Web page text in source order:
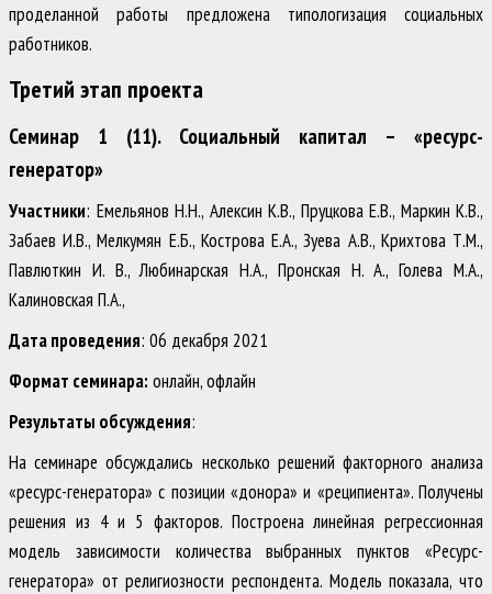
проделанной работы предложена типологизация социальных
работников.
Третий этап проекта
Семинар 1 (11). Социальный капитал – «ресурс-
генератор»
Участники: Емельянов Н.Н., Алексин К.В., Пруцкова Е.В., Маркин К.В.,
Забаев И.В., Мелкумян Е.Б., Кострова Е.А., Зуева А.В., Крихтова Т.М.,
Павлюткин И. В., Любинарская Н.А., Пронская Н. А., Голева М.А.,
Калиновская П.А.,
Дата проведения: 06 декабря 2021
Формат семинара: онлайн, офлайн
Результаты обсуждения:
На семинаре обсуждались несколько решений факторного анализа
«ресурс-генератора» с позиции «донора» и «реципиента». Получены
решения из 4 и 5 факторов. Построена линейная регрессионная
модель зависимости количества выбранных пунктов «Ресурс-
генератора» от религиозности респондента. Модель показала, что